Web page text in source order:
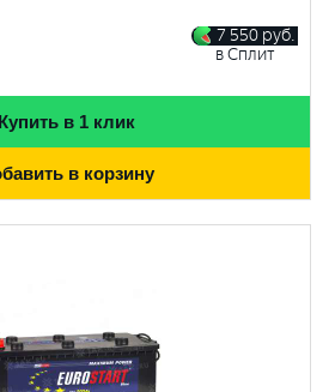
7 550 руб.
в Сплит
Купить в 1 клик
в корзину